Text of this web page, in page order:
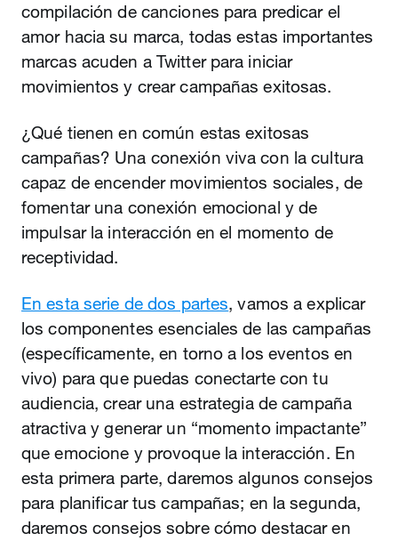
compilación de canciones para predicar el
amor hacia su marca, todas estas importantes
marcas acuden a Twitter para iniciar
movimientos y crear campañas exitosas.
¿Qué tienen en común estas exitosas
campañas? Una conexión viva con la cultura
capaz de encender movimientos sociales, de
fomentar una conexión emocional y de
impulsar la interacción en el momento de
receptividad.
En esta serie de dos partes, vamos a explicar
los componentes esenciales de las campañas
(específicamente, en torno a los eventos en
vivo) para que puedas conectarte con tu
audiencia, crear una estrategia de campaña
atractiva y generar un “momento impactante”
que emocione y provoque la interacción. En
esta primera parte, daremos algunos consejos
para planificar tus campañas; en la segunda,
daremos consejos sobre cómo destacar en